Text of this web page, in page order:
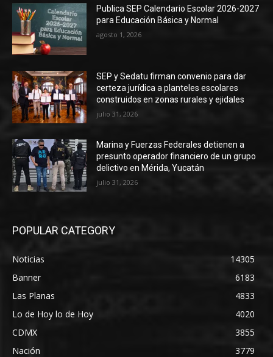
Publica SEP Calendario Escolar 2026-2027
para Educación Básica y Normal
agosto 1, 2026
SEP y Sedatu firman convenio para dar
certeza jurídica a planteles escolares
construidos en zonas rurales y ejidales
julio 31, 2026
Marina y Fuerzas Federales detienen a
presunto operador financiero de un grupo
delictivo en Mérida, Yucatán
julio 31, 2026
POPULAR CATEGORY
Noticias
14305
Banner
6183
Las Planas
4833
Lo de Hoy lo de Hoy
4020
CDMX
3855
Nación
3779